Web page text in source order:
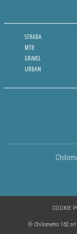
STRADA
MTB
GRAVEL
URBAN
© Chilometro 162 srl
COOKIE